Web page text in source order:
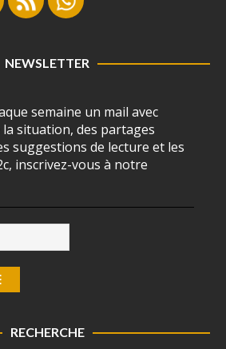
NEWSLETTER
semaine un mail avec
situation, des partages
suggestions de lecture et les
inscrivez-vous à notre
RECHERCHE